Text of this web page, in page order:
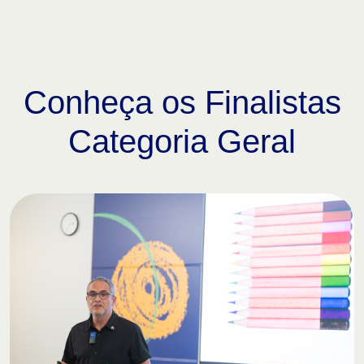
Conheça os Finalistas
Categoria Geral